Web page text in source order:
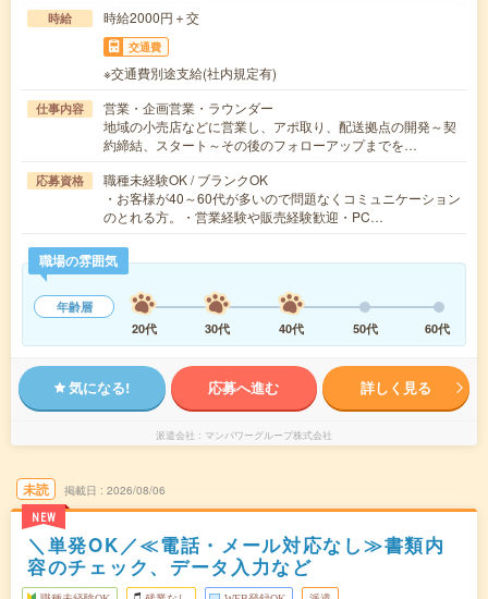
時給 時給2000円＋交
交通費
※交通費別途支給(社内規定有)
仕事内容
営業・企画営業・ラウンダー
地域の小売店などに営業し、アポ取り、配送拠点の開発～契
約締結、スタート～その後のフォローアップまでを…
応募資格
職種未経験OK / ブランクOK
・お客様が40～60代が多いので問題なくコミュニケーション
のとれる方。・営業経験や販売経験歓迎・PC…
職場の雰囲気
年齢層
20代
30代 40代 50代 60代
気になる! 応募へ進む 詳しく見る
派遣会社 マンパワーグループ株式会社
未読
NEW
掲載日 2026/08/06
＼単発OK／≪電話・メール対応なし≫書類内
容のチェック、データ入力など